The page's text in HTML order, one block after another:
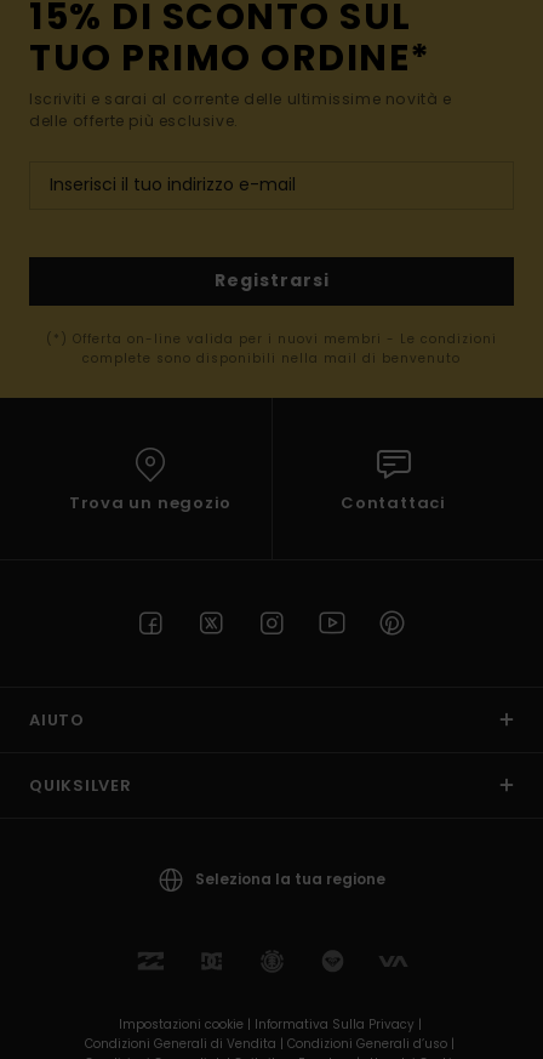
15% DI SCONTO SUL
TUO PRIMO ORDINE*
Iscriviti e sarai al corrente delle ultimissime novità e
delle offerte più esclusive.
Registrarsi
(*) Offerta on-line valida per i nuovi membri - Le condizioni
complete sono disponibili nella mail di benvenuto
Trova un negozio Contattaci
AIUTO
QUIKSILVER
Seleziona la tua regione
Impostazioni cookie | Informativa Sulla Privacy |
Condizioni Generali di Vendita | Condizioni Generali d’uso |